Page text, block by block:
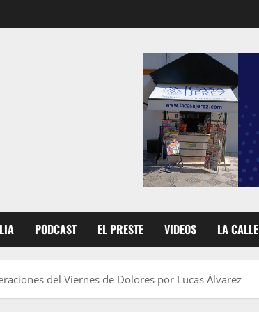
PODCAST EL PRESTE VIDEOS LA CALLE
del Viernes de Dolores por Lucas Álvarez